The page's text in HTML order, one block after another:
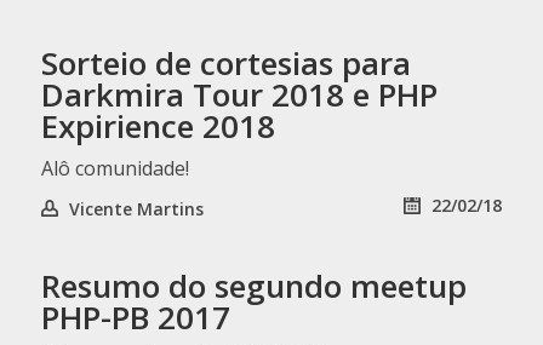
Sorteio de cortesias para
Darkmira Tour 2018 e PHP
Expirience 2018
Alô comunidade!
Vicente Martins 22/02/18
Resumo do segundo meetup
PHP-PB 2017